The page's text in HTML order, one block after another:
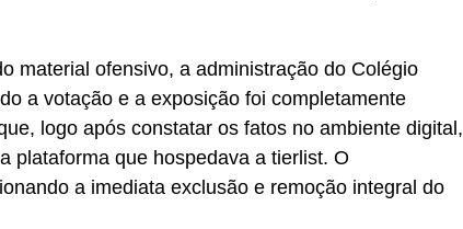
material ofensivo, a administração do Colégio
a votação e a exposição foi completamente
logo após constatar os fatos no ambiente digital,
plataforma que hospedava a tierlist. O
a imediata exclusão e remoção integral do